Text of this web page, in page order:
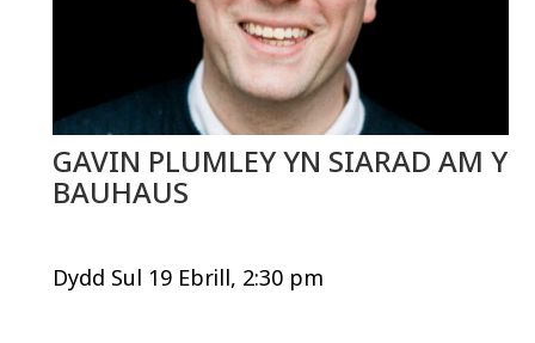
GAVIN PLUMLEY YN SIARAD AM Y
BAUHAUS
Dydd Sul 19 Ebrill, 2:30 pm